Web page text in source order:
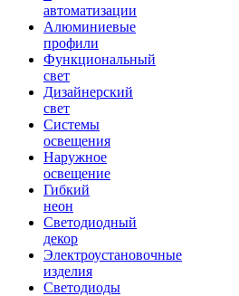
автоматизации
Алюминиевые
профили
Функциональный
свет
Дизайнерский
свет
Системы
освещения
Наружное
освещение
Гибкий
неон
Светодиодный
декор
Электроустановочные
изделия
Светодиоды